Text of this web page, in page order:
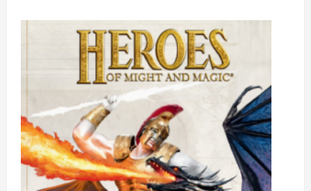
RECENZJA:
20:32
Cisza
przed
inwazją,
czyli
polski
świata
z
datą
przydatności